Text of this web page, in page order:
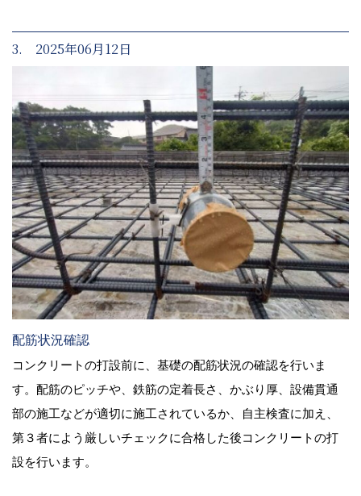
3. 2025年06月12日
配筋状況確認
コンクリートの打設前に、基礎の配筋状況の確認を行いま
す。配筋のピッチや、鉄筋の定着長さ、かぶり厚、設備貫通
部の施工などが適切に施工されているか、自主検査に加え、
第３者によう厳しいチェックに合格した後コンクリートの打
設を行います。